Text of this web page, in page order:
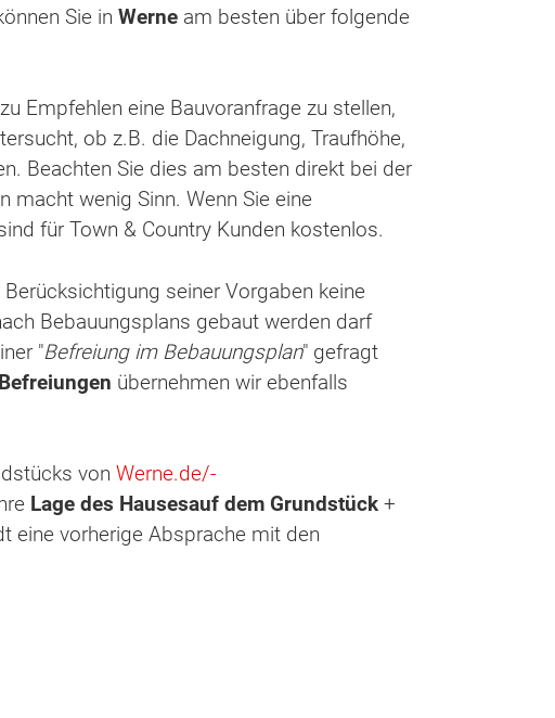
Sie in Werne am besten über folgende
Empfehlen eine Bauvoranfrage zu stellen,
ob z.B. die Dachneigung, Traufhöhe,
Beachten Sie dies am besten direkt bei der
macht wenig Sinn. Wenn Sie eine
für Town & Country Kunden kostenlos.
seiner Vorgaben keine
Bebauungsplans gebaut werden darf
"Befreiung im Bebauungsplan" gefragt
übernehmen wir ebenfalls
von Werne.de/-
Lage des Hausesauf dem Grundstück +
eine vorherige Absprache mit den